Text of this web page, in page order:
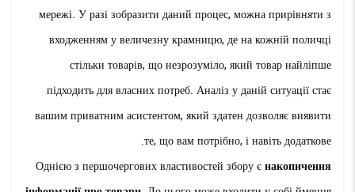
мережі. У разі зобразити даний процес, можна прирівняти з
входженням у величезну крамницю, де на кожній поличці
стільки товарів, що незрозуміло, який товар найліпше
підходить для власних потреб. Аналіз у даній ситуації стає
вашим приватним асистентом, який здатен дозволяє виявити
те, що вам потрібно, і навіть додаткове.
Однією з першочергових властивостей збору єнакопичення